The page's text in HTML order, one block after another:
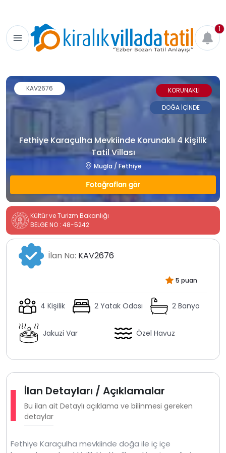
1
Fethiye Karaçulha Mevkiinde Korunaklı 4 Kişilik
Tatil Villası
Muğla / Fethiye
Fotoğrafları gör
KAV2676
KORUNAKLI
DOĞA İÇİNDE
Kültür ve Turizm Bakanlığı
BELGE NO : 48-5242
İlan No: KAV2676
5 puan
4 Kişilik 2 Yatak Odası 2 Banyo
Jakuzi Var Özel Havuz
İlan Detayları / Açıklamalar
Bu ilan ait Detaylı açıklama ve bilinmesi gereken
detaylar
Fethiye Karaçulha mevkiinde doğa ile iç içe